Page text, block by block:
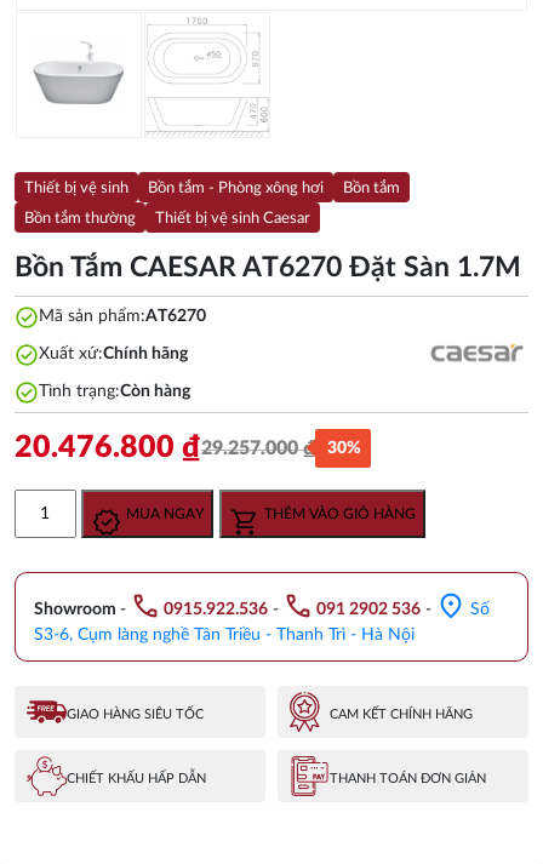
Thiết bị vệ sinh Bồn tắm - Phòng xông hơi
Bồn tắm
Bồn tắm thường
Thiết bị vệ sinh Caesar
Bồn Tắm CAESAR AT6270 Đặt Sàn 1.7M
check_circle Mã sản phẩm:AT6270
check_circleXuất xứ:Chính hãng
check_circleTình trạng:Còn hàng
29.257.000₫
Giá
gốc
là:
20.476.800 ₫
Giá
hiện
tại
20.476.800 ₫.
30%
AT6270
Đặt
Sàn
1.7M
lượng
MUA NGAY THÊM VÀO GIỎ HÀNG
Showroom - call 0915.922.536 - call 091 2902 536 - location_on Số
S3-6, Cụm làng nghề Tân Triều - Thanh Trì - Hà Nội
GIAO HÀNG SIÊU TỐC CAM KẾT CHÍNH HÃNG
CHIẾT KHẤU HẤP DẪN THANH TOÁN ĐƠN GIẢN